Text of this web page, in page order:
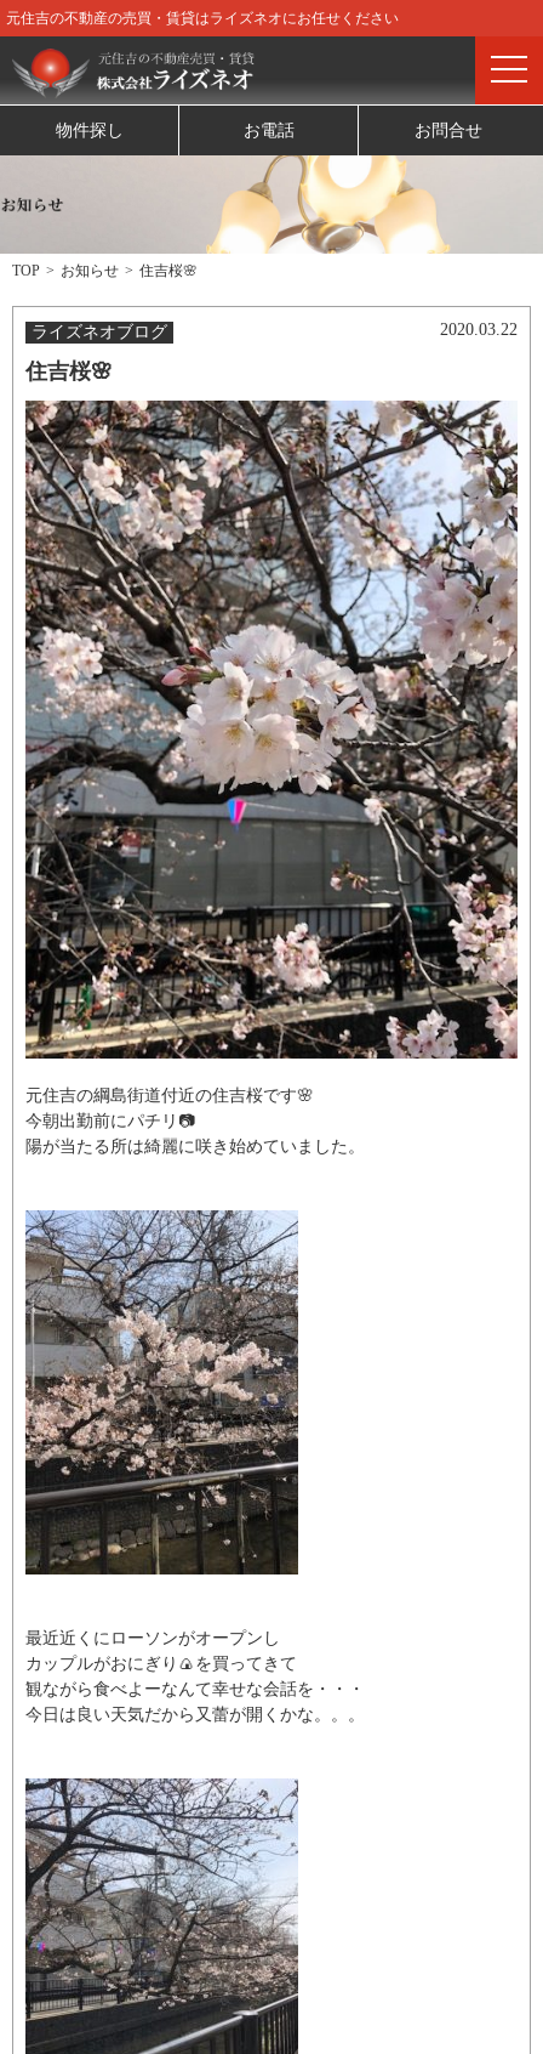
元住吉の不動産の売買・賃貸はライズネオにお任せください
物件探し お電話 お問合せ
TOP お知らせ 住吉桜🌸
2020.03.22
ライズネオブログ
住吉桜🌸
元住吉の綱島街道付近の住吉桜です🌸
今朝出勤前にパチリ📷
陽が当たる所は綺麗に咲き始めていました。
最近近くにローソンがオープンし
カップルがおにぎり🍙を買ってきて
観ながら食べよーなんて幸せな会話を・・・
今日は良い天気だから又蕾が開くかな。。。